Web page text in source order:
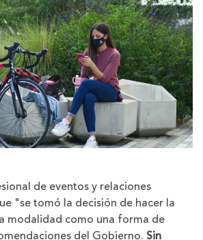
de eventos y relaciones
"se tomó la decisión de hacer la
modalidad como una forma de
del Gobierno. Sin